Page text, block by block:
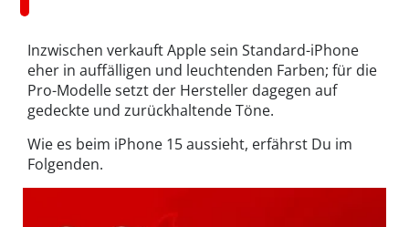
Inzwischen verkauft Apple sein Standard-iPhone
eher in auffälligen und leuchtenden Farben; für die
Pro-Modelle setzt der Hersteller dagegen auf
gedeckte und zurückhaltende Töne.
Wie es beim iPhone 15 aussieht, erfährst Du im
Folgenden.